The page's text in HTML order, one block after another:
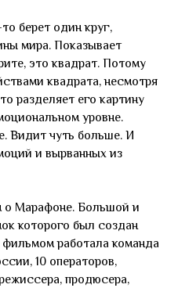
берет один круг,
мира. Показывает
это квадрат. Потому
квадрата, несмотря
разделяет его картину
уровне.
Видит чуть больше. И
и вырванных из
о Марафоне. Большой и
которого был создан
работала команда
10 операторов,
продюсера,